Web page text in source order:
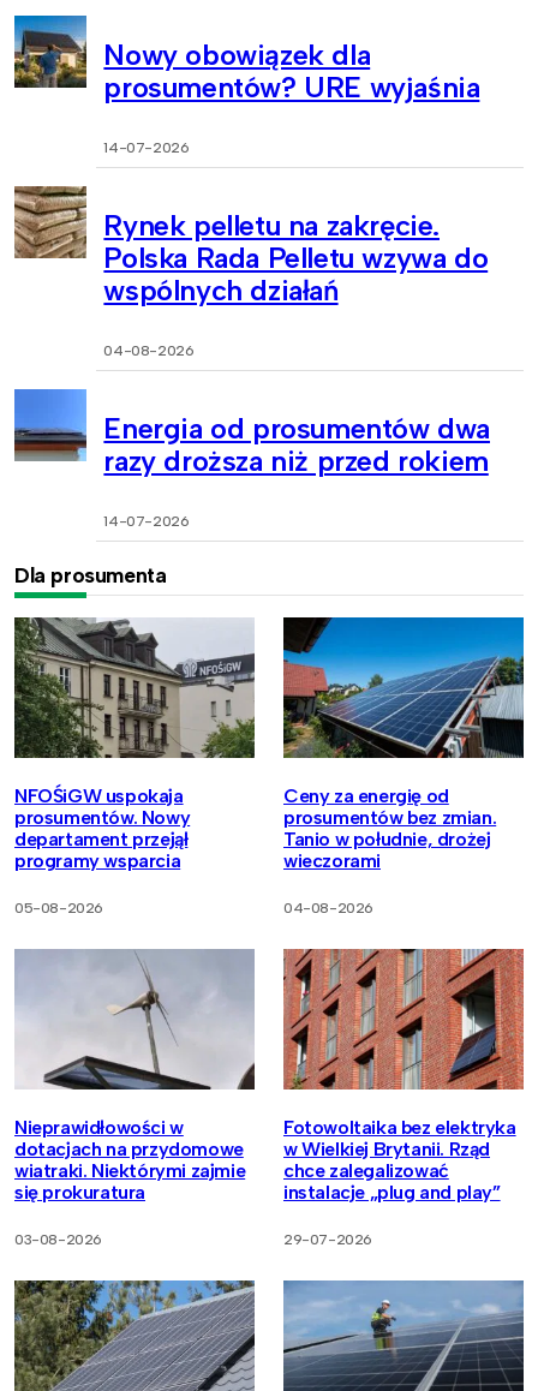
Nowy obowiązek dla
prosumentów? URE wyjaśnia
14-07-2026
Rynek pelletu na zakręcie.
Polska Rada Pelletu wzywa do
wspólnych działań
04-08-2026
Energia od prosumentów dwa
razy droższa niż przed rokiem
14-07-2026
Dla prosumenta
NFOŚiGW uspokaja
prosumentów. Nowy
departament przejął
programy wsparcia
05-08-2026
Ceny za energię od
prosumentów bez zmian.
Tanio w południe, drożej
wieczorami
04-08-2026
Nieprawidłowości w
dotacjach na przydomowe
wiatraki. Niektórymi zajmie
się prokuratura
03-08-2026
Fotowoltaika bez elektryka
w Wielkiej Brytanii. Rząd
chce zalegalizować
instalacje „plug and play”
29-07-2026